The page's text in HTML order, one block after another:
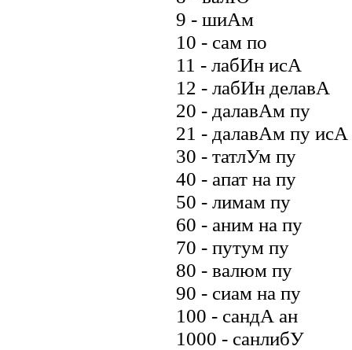
9 - шиАм
10 - сам по
11 - лабИн исА
12 - лабИн делавА
20 - далавАм пу
21 - далавАм пу исА
30 - татлУм пу
40 - апат на пу
50 - лимам пу
60 - аним на пу
70 - путум пу
80 - валюм пу
90 - сиам на пу
100 - сандА ан
1000 - санлибУ